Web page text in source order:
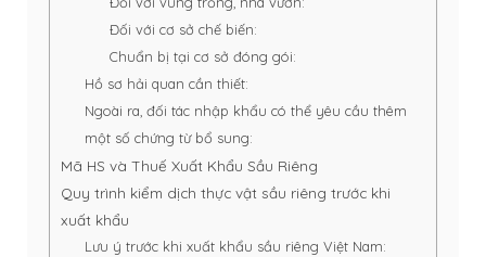
Đối với cơ sở chế biến:
Chuẩn bị tại cơ sở đóng gói:
Hồ sơ hải quan cần thiết:
Ngoài ra, đối tác nhập khẩu có thể yêu cầu thêm
một số chứng từ bổ sung:
Mã HS và Thuế Xuất Khẩu Sầu Riêng
Quy trình kiểm dịch thực vật sầu riêng trước khi
xuất khẩu
Lưu ý trước khi xuất khẩu sầu riêng Việt Nam: